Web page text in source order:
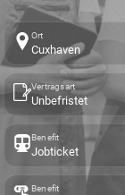
Ort
Cuxhaven
Vertragsart
Unbefristet
Benefit
Jobticket
Benefit